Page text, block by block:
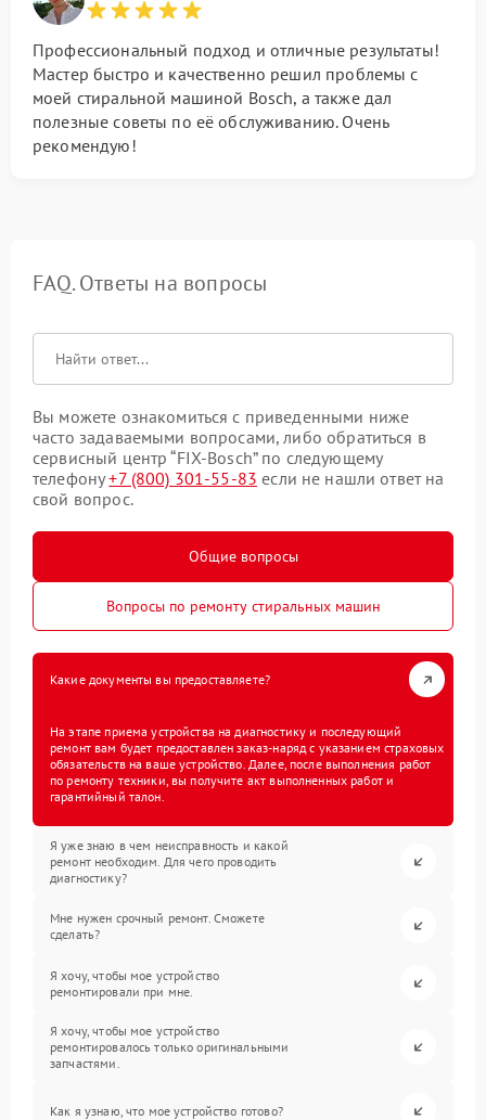
Профессиональный подход и отличные результаты!
Мастер быстро и качественно решил проблемы с
моей стиральной машиной Bosch, а также дал
полезные советы по её обслуживанию. Очень
рекомендую!
FAQ. Ответы на вопросы
Вы можете ознакомиться с приведенными ниже
часто задаваемыми вопросами, либо обратиться в
сервисный центр “FIX-Bosch” по следующему
телефону+7 (800) 301-55-83 если не нашли ответ на
свой вопрос.
Общие вопросы
Вопросы по ремонту стиральных машин
Какие документы вы предоставляете?
На этапе приема устройства на диагностику и последующий
ремонт вам будет предоставлен заказ-наряд с указанием страховых
обязательств на ваше устройство. Далее, после выполнения работ
по ремонту техники, вы получите акт выполненных работ и
гарантийный талон.
Я уже знаю в чем неисправность и какой
ремонт необходим. Для чего проводить
диагностику?
Мне нужен срочный ремонт. Сможете
сделать?
Я хочу, чтобы мое устройство
ремонтировали при мне.
Я хочу, чтобы мое устройство
ремонтировалось только оригинальными
запчастями.
Как я узнаю, что мое устройство готово?